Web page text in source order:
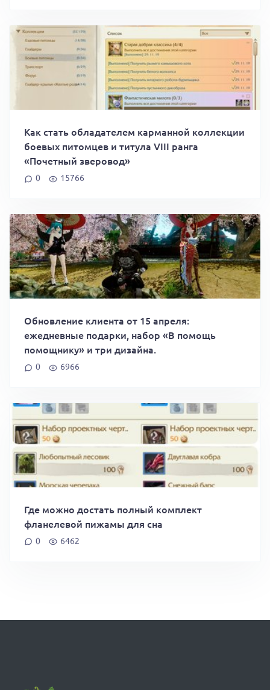
Как стать обладателем карманной коллекции
боевых питомцев и титула VIII ранга
«Почетный зверовод»
0 15766
Обновление клиента от 15 апреля:
ежедневные подарки, набор «В помощь
помощнику» и три дизайна.
0 6966
Где можно достать полный комплект
фланелевой пижамы для сна
0 6462